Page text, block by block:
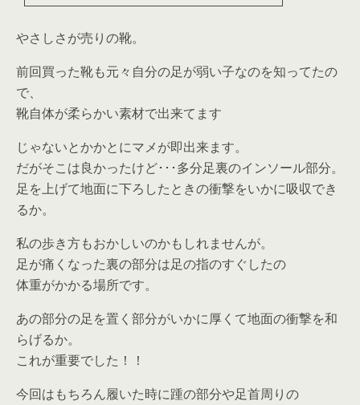
やさしさが売りの靴。
前回買った靴も元々自分の足が弱い子なのを知ってたの
で、
靴自体が柔らかい素材で出来てます
じゃないとかかとにマメが即出来ます。
だがそこは良かったけど･･･多分足裏のインソール部分。
足を上げて地面に下ろしたときの衝撃をいかに吸収でき
るか。
私の歩き方もおかしいのかもしれませんが。
足が痛くなった裏の部分は足の指のすぐしたの
体重がかかる場所です。
あの部分の足を置く部分がいかに厚くて地面の衝撃を和
らげるか。
これが重要でした！！
今回はもちろん履いた時に踵の部分や足首周りの